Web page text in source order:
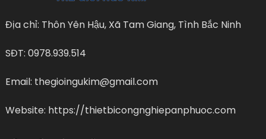
Địa chỉ: Thôn Yên Hậu, Xã Tam Giang, Tình Bắc Ninh
SĐT: 0978.939.514
Email: thegioingukim@gmail.com
Website: https://thietbicongnghiepanphuoc.com